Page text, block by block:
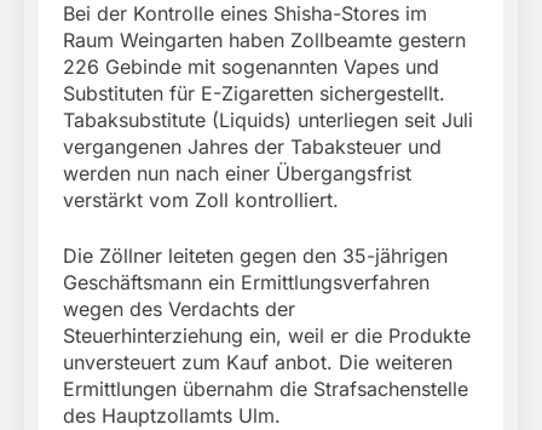
Bei der Kontrolle eines Shisha-Stores im
Raum Weingarten haben Zollbeamte gestern
226 Gebinde mit sogenannten Vapes und
Substituten für E-Zigaretten sichergestellt.
Tabaksubstitute (Liquids) unterliegen seit Juli
vergangenen Jahres der Tabaksteuer und
werden nun nach einer Übergangsfrist
verstärkt vom Zoll kontrolliert.
Die Zöllner leiteten gegen den 35-jährigen
Geschäftsmann ein Ermittlungsverfahren
wegen des Verdachts der
Steuerhinterziehung ein, weil er die Produkte
unversteuert zum Kauf anbot. Die weiteren
Ermittlungen übernahm die Strafsachenstelle
des Hauptzollamts Ulm.